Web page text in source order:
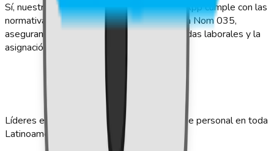
Sí, nuestro sistema de reloj control WhatsApp cumple con las
normativas laborales vigentes, incluyendo la Nom 035,
asegurando un registro preciso de las jornadas laborales y la
asignación de turnos.
Líderes en gestión de asistencia y control de personal en toda
Latinoamérica.